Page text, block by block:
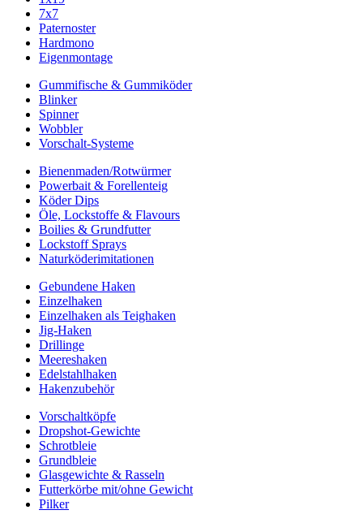
7x7
Paternoster
Hardmono
Eigenmontage
Gummifische & Gummiköder
Blinker
Spinner
Wobbler
Vorschalt-Systeme
Bienenmaden/Rotwürmer
Powerbait & Forellenteig
Köder Dips
Öle, Lockstoffe & Flavours
Boilies & Grundfutter
Lockstoff Sprays
Naturköderimitationen
Gebundene Haken
Einzelhaken
Einzelhaken als Teighaken
Jig-Haken
Drillinge
Meereshaken
Edelstahlhaken
Hakenzubehör
Vorschaltköpfe
Dropshot-Gewichte
Schrotbleie
Grundbleie
Glasgewichte & Rasseln
Futterkörbe mit/ohne Gewicht
Pilker